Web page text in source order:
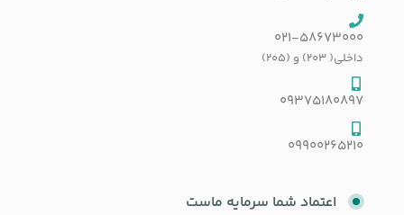
021-58673000
داخلی( 203) و (205)
09375180897
09900265210
اعتماد شما سرمایه ماست